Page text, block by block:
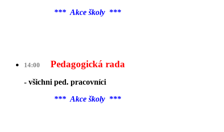
*** Akce školy ***
14:00 Pedagogická rada
- všichni ped. pracovníci
*** Akce školy ***